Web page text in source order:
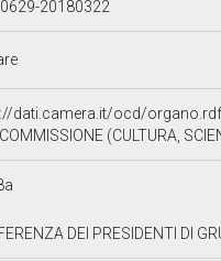
20180322
dati.camera.it/ocd/
(CULTURA,
DEI PRESIDENTI DI